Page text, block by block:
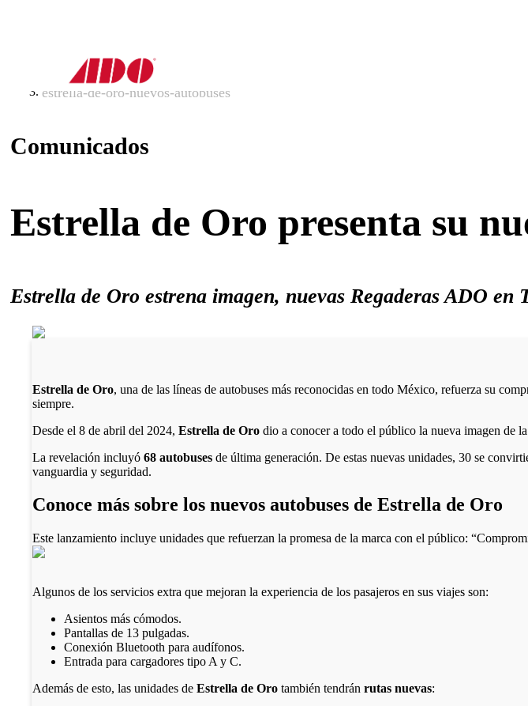
comunicados
estrella-de-oro-nuevos-autobuses
Comunicados
Estrella de Oro presenta su
Estrella de Oro estrena imagen, nuevas Regaderas ADO en
Estrella de Oro, una de las líneas de autobuses más reconocidas en todo México, refuerza su
siempre.
Desde el 8 de abril del 2024,Estrella de Oro dio a conocer a todo el público la nueva imagen de
La revelación incluyó68 autobuses de última generación. De estas nuevas unidades, 30 se
vanguardia y seguridad.
Conoce más sobre los nuevos autobuses de Estrella de Oro
Este lanzamiento incluye unidades que refuerzan la promesa de la marca con el público:
Algunos de los servicios extra que mejoran la experiencia de los pasajeros en sus viajes son:
Asientos más cómodos.
Pantallas de 13 pulgadas.
Conexión Bluetooth para audífonos.
Entrada para cargadores tipo A y C.
Además de esto, las unidades deEstrella de Oro también tendránrutas nuevas: